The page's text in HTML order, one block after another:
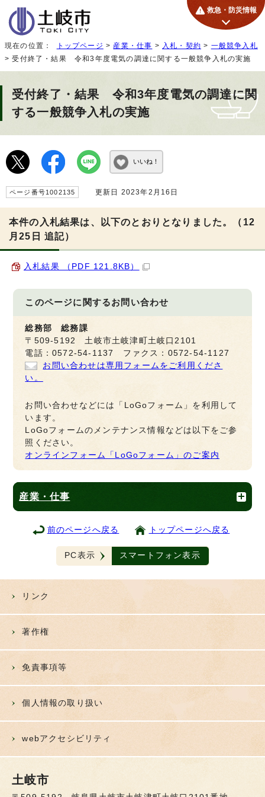
救急・防災情報
現在の位置： トップページ > 産業・仕事 > 入札・契約 > 一般競争入札
> 受付終了・結果 令和3年度電気の調達に関する一般競争入札の実施
受付終了・結果 令和3年度電気の調達に関
する一般競争入札の実施
いいね！
ページ番号1002135 更新日 2023年2月16日
本件の入札結果は、以下のとおりとなりました。（12
月25日 追記）
入札結果 （PDF 121.8KB）
このページに関するお問い合わせ
総務部 総務課
〒509-5192 土岐市土岐津町土岐口2101
電話：0572-54-1137 ファクス：0572-54-1127
お問い合わせは専用フォームをご利用くださ
い。
お問い合わせなどには「LoGoフォーム」を利用して
います。
LoGoフォームのメンテナンス情報などは以下をご参
照ください。
オンラインフォーム「LoGoフォーム」のご案内
産業・仕事
前のページへ戻る トップページへ戻る
PC表示 スマートフォン表示
リンク
著作権
免責事項等
個人情報の取り扱い
webアクセシビリティ
土岐市